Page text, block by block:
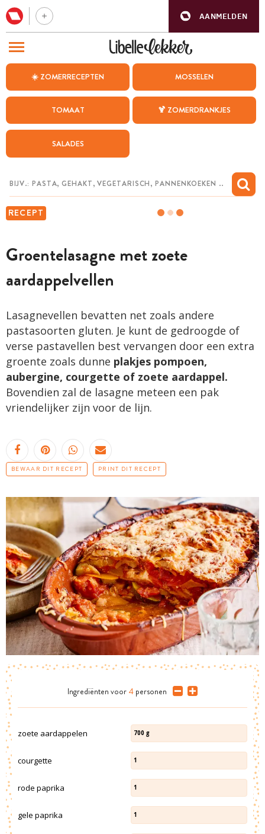
AANMELDEN
☀️ ZOMERRECEPTEN MOSSELEN
TOMAAT 🍹 ZOMERDRANKJES
SALADES
RECEPT
Groentelasagne met zoete
aardappelvellen
Lasagnevellen bevatten net zoals andere
pastasoorten gluten. Je kunt de gedroogde of
verse pastavellen best vervangen door een extra
groente zoals dunne plakjes pompoen,
aubergine, courgette of zoete aardappel.
Bovendien zal de lasagne meteen een pak
vriendelijker zijn voor de lijn.
BEWAAR DIT RECEPT PRINT DIT RECEPT
Ingrediënten voor 4 personen
zoete aardappelen 700 g
courgette 1
rode paprika 1
gele paprika 1
BEZOEK ONZE ANDERE WEBSITES
WEEKMENU
CHAT MET MAIA
MIJN BEWAARDE RECEPTEN